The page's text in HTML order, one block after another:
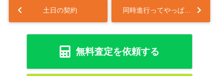
土日の契約
無料査定を依頼する